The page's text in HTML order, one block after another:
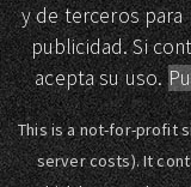
y de terceros
publicidad. Si
acepta su uso.
This is a not-for-profit
server costs). It